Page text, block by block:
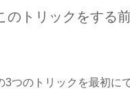
のトリックをする
3つのトリックを最初に